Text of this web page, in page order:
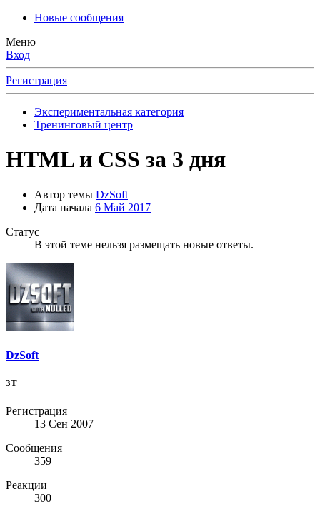
Новые сообщения
Меню
Вход
Регистрация
Экспериментальная категория
Тренинговый центр
HTML и CSS за 3 дня
Автор темы DzSoft
Дата начала 6 Май 2017
Статус
В этой теме нельзя размещать новые ответы.
DzSoft
3T
Регистрация
13 Сен 2007
Сообщения
359
Реакции
300